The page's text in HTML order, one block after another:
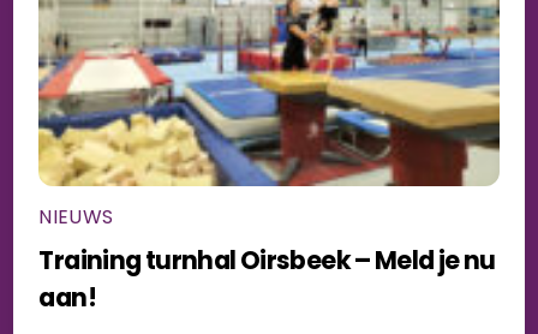
NIEUWS
Training turnhal Oirsbeek – Meld je nu
aan!